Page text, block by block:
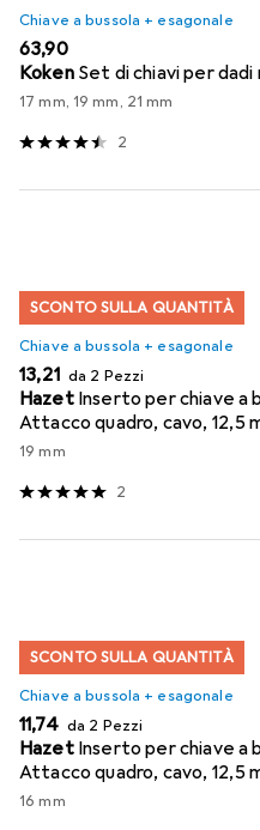
Chiave a bussola + esagonale
EUR
63,90
Koken Set di chiavi per
17 mm, 19 mm, 21 mm
2
SCONTO SULLA QUANTITÀ
Chiave a bussola + esagonale
EUR
13,21 da 2 Pezzi
Hazet Inserto per chiave a
Attacco quadro, cavo, 12,5
19 mm
2
SCONTO SULLA QUANTITÀ
Chiave a bussola + esagonale
EUR
11,74 da 2 Pezzi
Hazet Inserto per chiave a
Attacco quadro, cavo, 12,5
16 mm